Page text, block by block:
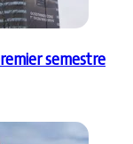
semestre